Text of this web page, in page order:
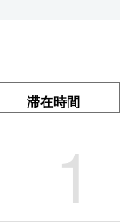
滞在時間
1